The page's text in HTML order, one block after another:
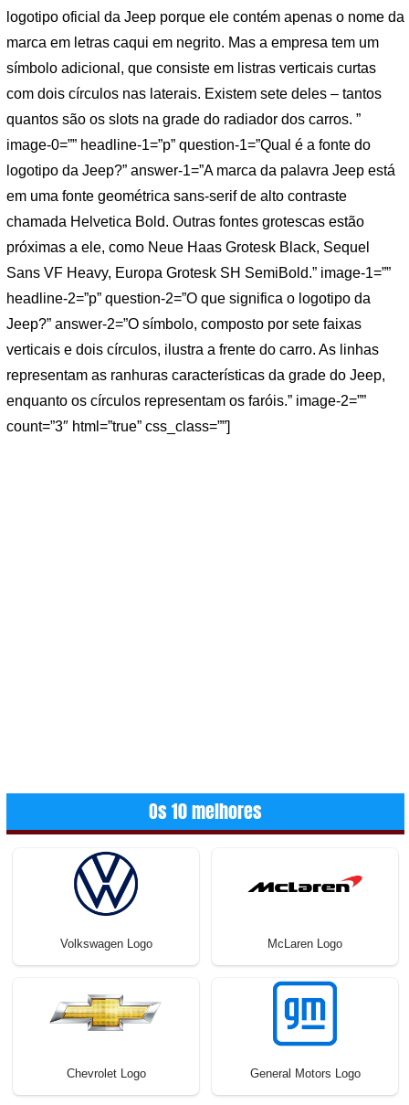
logotipo oficial da Jeep porque ele contém apenas o nome da
marca em letras caqui em negrito. Mas a empresa tem um
símbolo adicional, que consiste em listras verticais curtas
com dois círculos nas laterais. Existem sete deles – tantos
quantos são os slots na grade do radiador dos carros. ”
image-0=”” headline-1=”p” question-1=”Qual é a fonte do
logotipo da Jeep?” answer-1=”A marca da palavra Jeep está
em uma fonte geométrica sans-serif de alto contraste
chamada Helvetica Bold. Outras fontes grotescas estão
próximas a ele, como Neue Haas Grotesk Black, Sequel
Sans VF Heavy, Europa Grotesk SH SemiBold.” image-1=””
headline-2=”p” question-2=”O que significa o logotipo da
Jeep?” answer-2=”O símbolo, composto por sete faixas
verticais e dois círculos, ilustra a frente do carro. As linhas
representam as ranhuras características da grade do Jeep,
enquanto os círculos representam os faróis.” image-2=””
count=”3″ html=”true” css_class=””]
Os 10 melhores
Volkswagen Logo McLaren Logo
Chevrolet Logo General Motors Logo